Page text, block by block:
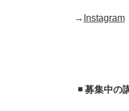
→ Instagram
◾️ 募集中の